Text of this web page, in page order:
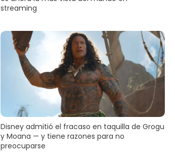
streaming
Disney admitió el fracaso en taquilla de Grogu
y Moana — y tiene razones para no
preocuparse